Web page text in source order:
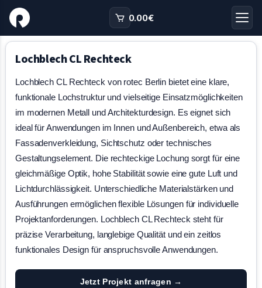
0.00€
Lochblech CL Rechteck
Lochblech CL Rechteck von rotec Berlin bietet eine klare,
funktionale Lochstruktur und vielseitige Einsatzmöglichkeiten
im modernen Metall und Architekturdesign. Es eignet sich
ideal für Anwendungen im Innen und Außenbereich, etwa als
Fassadenverkleidung, Sichtschutz oder technisches
Gestaltungselement. Die rechteckige Lochung sorgt für eine
gleichmäßige Optik, hohe Stabilität sowie eine gute Luft und
Lichtdurchlässigkeit. Unterschiedliche Materialstärken und
Ausführungen ermöglichen flexible Lösungen für individuelle
Projektanforderungen. Lochblech CL Rechteck steht für
präzise Verarbeitung, langlebige Qualität und ein zeitlos
funktionales Design für anspruchsvolle Anwendungen.
Jetzt Projekt anfragen →